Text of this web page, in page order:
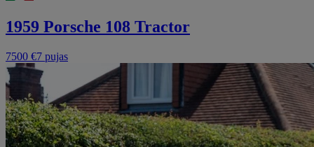
1959 Porsche 108 Tractor
7500 €7 pujas